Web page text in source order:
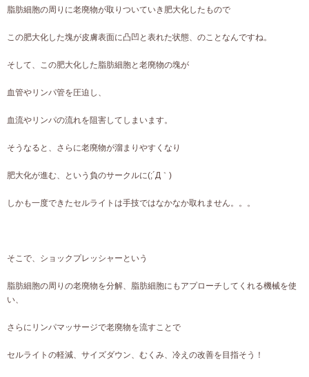
脂肪細胞の周りに老廃物が取りついていき肥大化したもので
この肥大化した塊が皮膚表面に凸凹と表れた状態、のことなんですね。
そして、この肥大化した脂肪細胞と老廃物の塊が
血管やリンパ管を圧迫し、
血流やリンパの流れを阻害してしまいます。
そうなると、さらに老廃物が溜まりやすくなり
肥大化が進む、という負のサークルに(;´Д｀)
しかも一度できたセルライトは手技ではなかなか取れません。。。
そこで、ショックプレッシャーという
脂肪細胞の周りの老廃物を分解、脂肪細胞にもアプローチしてくれる機械を使
い、
さらにリンパマッサージで老廃物を流すことで
セルライトの軽減、サイズダウン、むくみ、冷えの改善を目指そう！